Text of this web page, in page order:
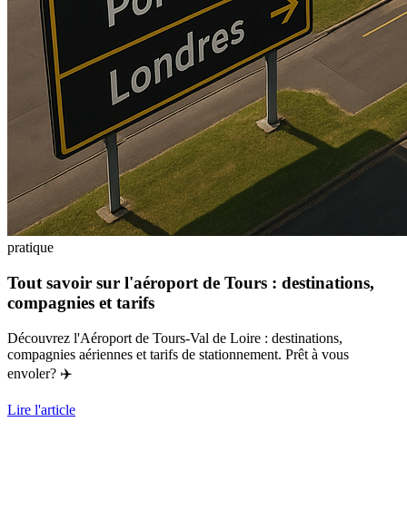
pratique
Tout savoir sur l'aéroport de Tours : destinations,
compagnies et tarifs
Découvrez l'Aéroport de Tours-Val de Loire : destinations,
compagnies aériennes et tarifs de stationnement. Prêt à vous
envoler? ✈️
Lire l'article